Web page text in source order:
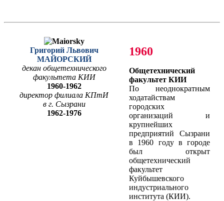
Григорий Львович
МАЙОРСКИЙ
декан общетехнического
факультета КИИ
1960-1962
директор филиала КПтИ
в г. Сызрани
1962-1976
1960
Общетехнический
факультет КИИ
По неоднократным
ходатайствам
городских
организаций и
крупнейших
предприятий Сызрани
в 1960 году в городе
был открыт
общетехнический
факультет
Куйбышевского
индустриального
института (КИИ).